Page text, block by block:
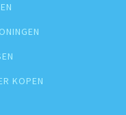
KOPEN